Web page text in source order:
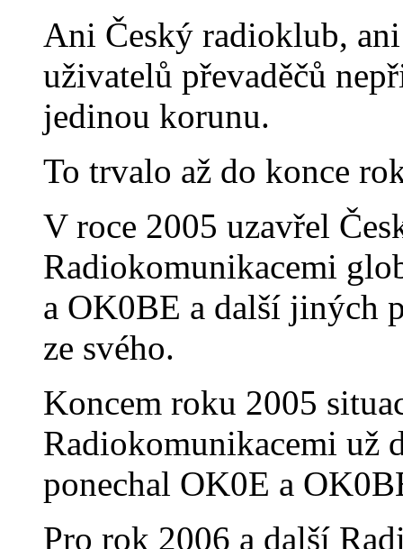
Ani Český radioklub,
uživatelů převaděčů
jedinou korunu.
To trvalo až do konce
V roce 2005 uzavřel
Radiokomunikacemi
a OK0BE a další jiných
ze svého.
Koncem roku 2005
Radiokomunikacemi už
ponechal OK0E a
Pro rok 2006 a další